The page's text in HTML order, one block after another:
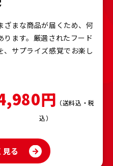
ざまな商品が届くため、何
ます。厳選されたフード
、サプライズ感覚でお楽し
円 （送料込・税
込）
見る